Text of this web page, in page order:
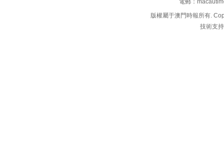
電郵：
版權屬于澳門時報所有.
技術支